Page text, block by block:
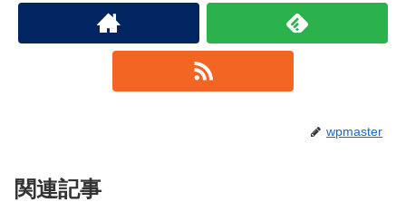
wpmaster
関連記事